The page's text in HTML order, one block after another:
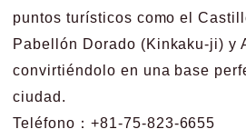
puntos turísticos como el
Pabellón Dorado (Kinkaku-ji) y
convirtiéndolo en una base
ciudad.
Teléfono：+81-75-823-6655